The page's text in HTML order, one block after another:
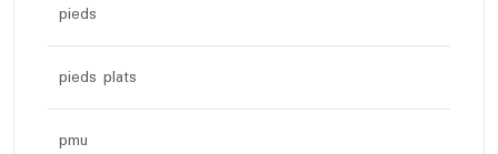
pieds
pieds plats
pmu